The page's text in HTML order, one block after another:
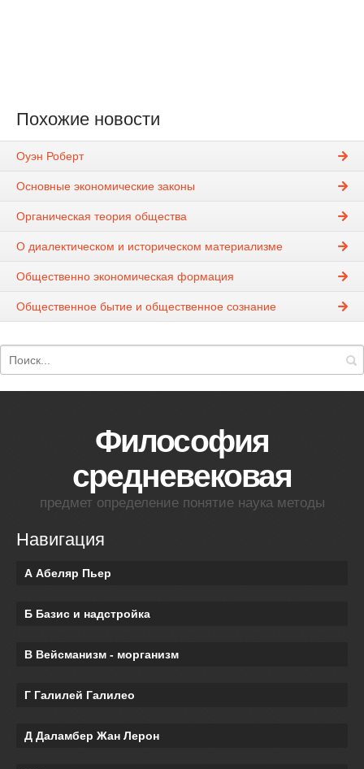
Похожие новости
Оуэн Роберт
Основные экономические законы
Органическая теория общества
О диалектическом и историческом материализме
Общественно экономическая формация
Общественное бытие и общественное сознание
Философия
средневековая
предмет определение понятие наука методы
Навигация
А Абеляр Пьер
Б Базис и надстройка
В Вейсманизм - морганизм
Г Галилей Галилео
Д Даламбер Жан Лерон